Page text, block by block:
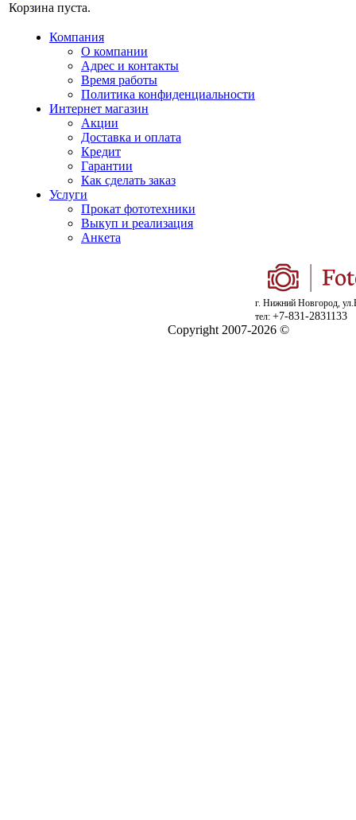
Корзина пуста.
Компания
О компании
Адрес и контакты
Время работы
Политика конфиденциальности
Интернет магазин
Акции
Доставка и оплата
Кредит
Гарантии
Как сделать заказ
Услуги
Прокат фототехники
Выкуп и реализация
Анкета
г. Нижний Новгород,
тел: +7-831-2831133
Copyright 2007-2026 ©